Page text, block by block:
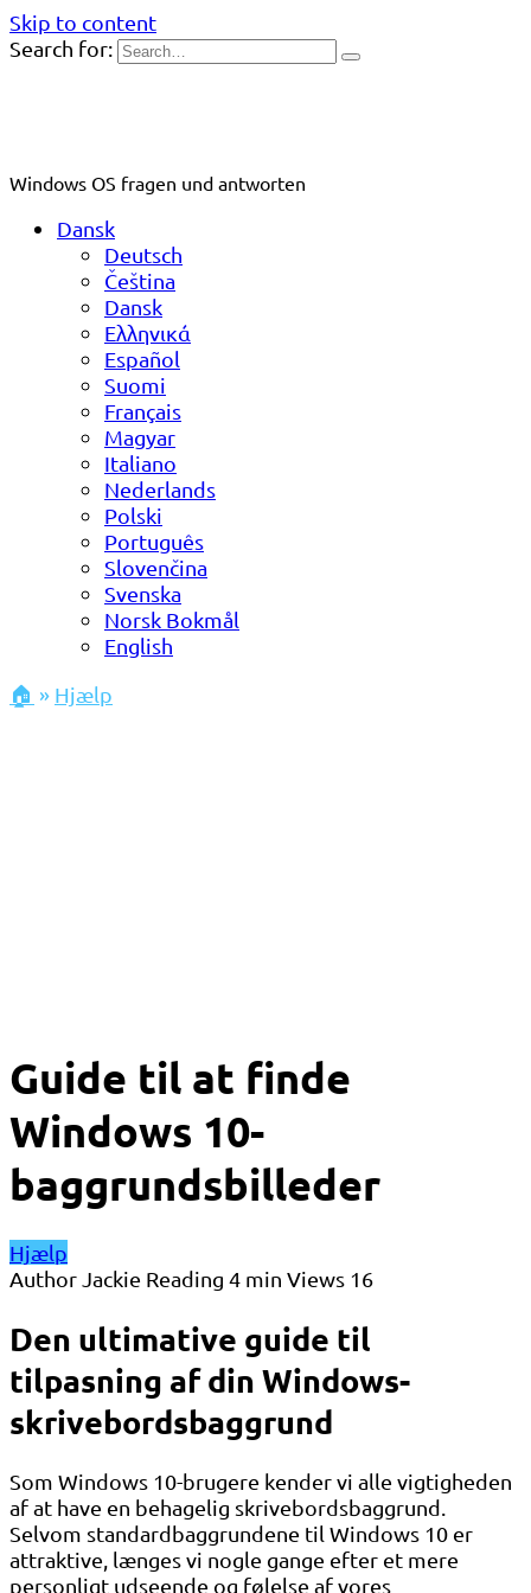
Skip to content
Search for:
Windows OS fragen und antworten
Dansk
Deutsch
Čeština
Dansk
Ελληνικά
Español
Suomi
Français
Magyar
Italiano
Nederlands
Polski
Português
Slovenčina
Svenska
Norsk Bokmål
English
🏠 » Hjælp
Guide til at finde
Windows 10-
baggrundsbilleder
Hjælp
Author Jackie Reading 4 min Views 16
Den ultimative guide til
tilpasning af din Windows-
skrivebordsbaggrund
Som Windows 10-brugere kender vi alle vigtigheden
af ​​at have en behagelig skrivebordsbaggrund.
Selvom standardbaggrundene til Windows 10 er
attraktive, længes vi nogle gange efter et mere
personligt udseende og følelse af vores